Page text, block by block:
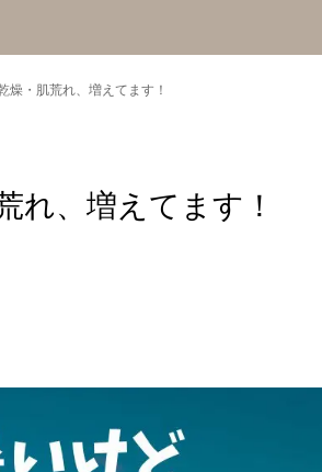
燥・肌荒れ、増えてます！
れ、増えてます！